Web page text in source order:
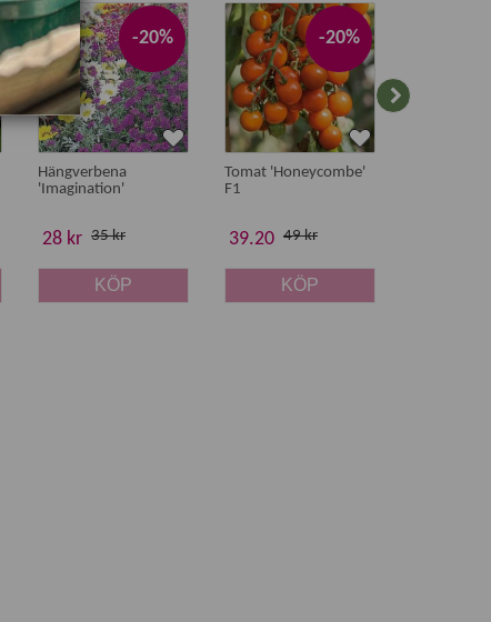
-20%
Hängverbena
'Imagination'
28 kr 35 kr
KÖP
-20%
Tomat 'Honeycombe'
F1
39.20 49 kr
KÖP